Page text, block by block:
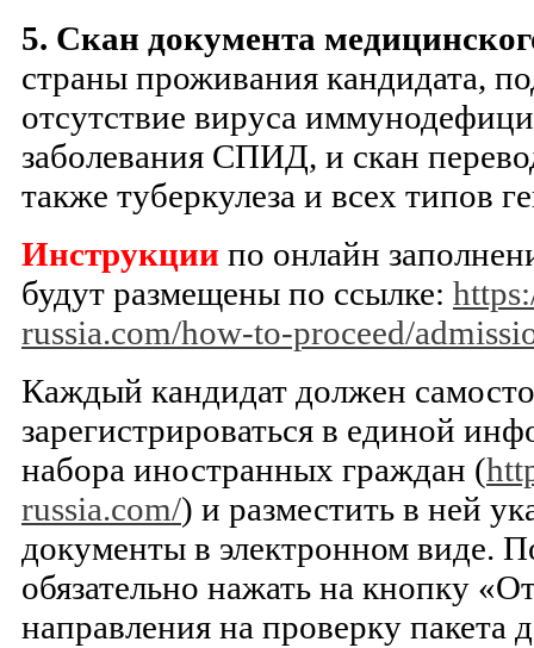
5. Скан документа
страны проживания кандидата,
отсутствие вируса
заболевания СПИД, и скан
также туберкулеза и всех типов
Инструкции по онлайн
будут размещены по ссылке:
russia.com/how-to-proceed/
Каждый кандидат должен
зарегистрироваться в единой
набора иностранных граждан (
russia.com/) и разместить в ней
документы в электронном виде.
обязательно нажать на кнопку
направления на проверку пакета